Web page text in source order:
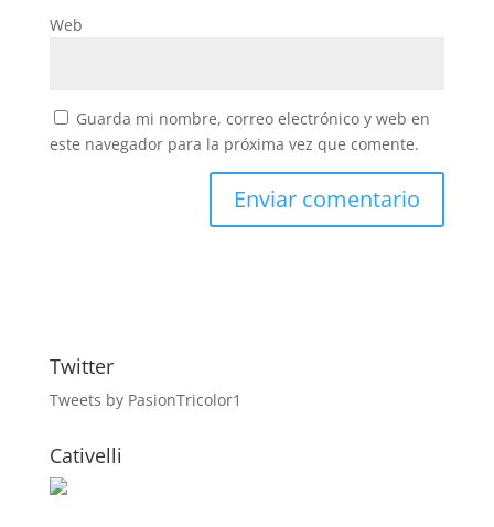
Web
Guarda mi nombre, correo electrónico y web en
este navegador para la próxima vez que comente.
Twitter
Tweets by PasionTricolor1
Cativelli